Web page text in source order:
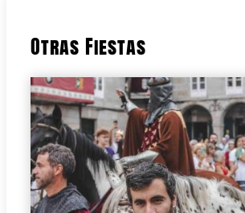
Otras Fiestas